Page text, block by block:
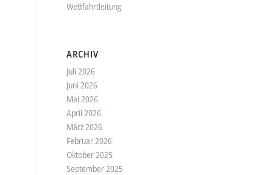
Wettfahrtleitung
ARCHIV
Juli 2026
Juni 2026
Mai 2026
April 2026
März 2026
Februar 2026
Oktober 2025
September 2025